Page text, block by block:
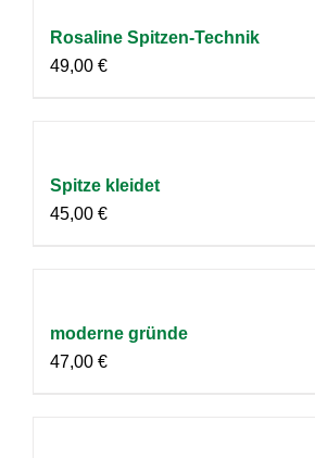
Rosaline Spitzen-Technik
49,00 €
Spitze kleidet
45,00 €
moderne gründe
47,00 €